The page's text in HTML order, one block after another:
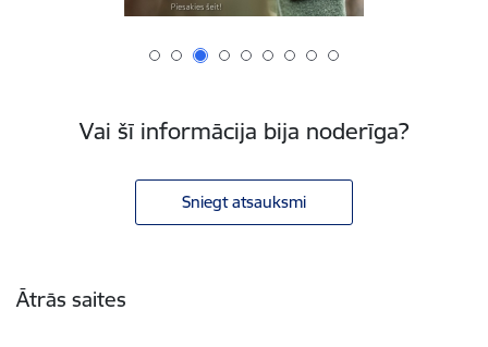
Vai šī informācija bija noderīga?
Sniegt atsauksmi
Ātrās saites